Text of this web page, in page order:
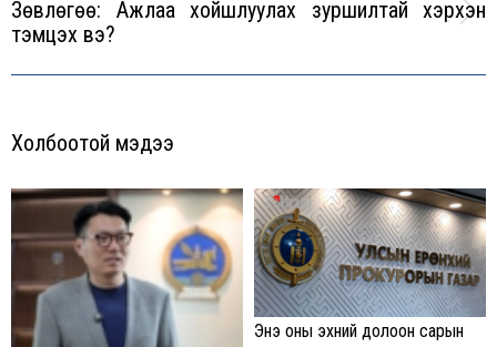
Next
Зөвлөгөө: Ажлаа хойшлуулах зуршилтай хэрхэн
тэмцэх вэ?
Холбоотой мэдээ
Энэ оны эхний долоон сарын